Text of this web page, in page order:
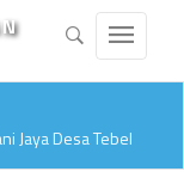
Jaya Desa Tebel